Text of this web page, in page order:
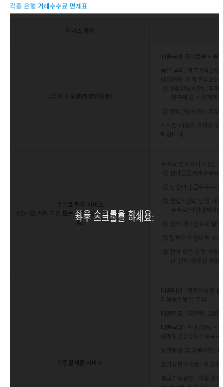
각종 은행 거래수수료 면제표
서비스 종류
급여이체통장(직장인통장)
입출금의 자유로움 + 높
높은 금리: 최고 연
(100만원 까지 연
① 연4.5%(세전) : 직장
청구액 有 + 결제계
② 연4.1%(세전) : 직장
자세한 내용은 가까운
바랍니다.
수수료 면제 서비스
(①~ ⑤ 계좌 가입 모든 고객 / ⑥ 급여이체고객에 한
함)
수수료 면제서비스 (단,
① 전자금융거래수수료
② 당행내 송금수수료(
③ 영업시간외 당행 자
수수료(타행이체제
④ 정액 자기앞수표 발
⑤ 납부자 자동이체 수
⑥ 전국 모든 은행 자동
(시간외/공휴일 포함
드림결제론 서비스
대출대상 : 직장인통장
자동승인받은 고객
대출한도 : 50만원, 100
대출금리 : 연 8.63% ~
(3개월 CD유통수익률
상환방법 및 대출기간 :
조기상환수수료 / 취급
출금가능용도 : 각종 결
좌우 스크롤을 하세요.
좌우 스크롤을 하세요.